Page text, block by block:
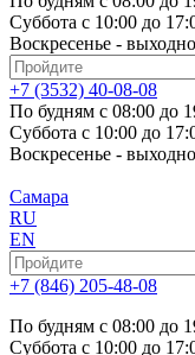
Суббота с 10:00 до
Воскресенье -
+7 (3532) 40-08-08
По будням с 08:00 до
Суббота с 10:00 до
Воскресенье -
Самара
RU
EN
+7 (846) 205-48-08
По будням с 08:00 до
Суббота с 10:00 до